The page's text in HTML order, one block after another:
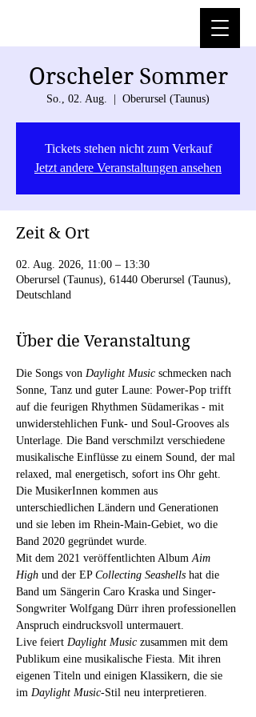
Orscheler Sommer
So., 02. Aug. Oberursel (Taunus)
Tickets stehen nicht zum Verkauf
Jetzt andere Veranstaltungen ansehen
Zeit & Ort
02. Aug. 2026, 11:00 – 13:30
Oberursel (Taunus), 61440 Oberursel (Taunus),
Deutschland
Über die Veranstaltung
Die Songs von Daylight Music schmecken nach
Sonne, Tanz und guter Laune: Power-Pop trifft
auf die feurigen Rhythmen Südamerikas - mit
unwiderstehlichen Funk- und Soul-Grooves als
Unterlage. Die Band verschmilzt verschiedene
musikalische Einflüsse zu einem Sound, der mal
relaxed, mal energetisch, sofort ins Ohr geht.
Die MusikerInnen kommen aus
unterschiedlichen Ländern und Generationen
und sie leben im Rhein-Main-Gebiet, wo die
Band 2020 gegründet wurde.
Mit dem 2021 veröffentlichten Album Aim
High und der EP Collecting Seashells hat die
Band um Sängerin Caro Kraska und Singer-
Songwriter Wolfgang Dürr ihren professionellen
Anspruch eindrucksvoll untermauert.
Live feiert Daylight Music zusammen mit dem
Publikum eine musikalische Fiesta. Mit ihren
eigenen Titeln und einigen Klassikern, die sie
im Daylight Music-Stil neu interpretieren.